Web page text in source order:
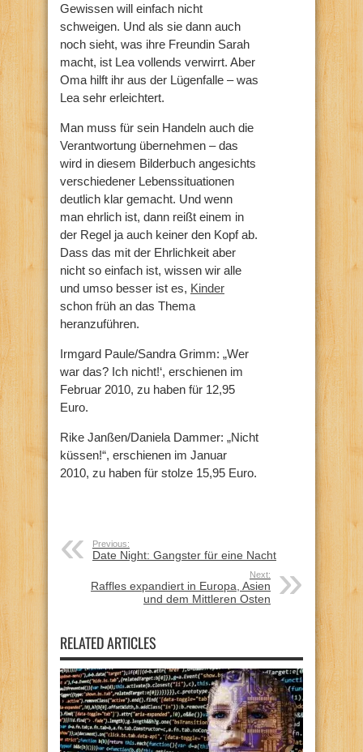
Gewissen will einfach nicht
schweigen. Und als sie dann auch
noch sieht, was ihre Freundin Sarah
macht, ist Lea vollends verwirrt. Aber
Oma hilft ihr aus der Lügenfalle – was
Lea sehr erleichtert.
Man muss für sein Handeln auch die
Verantwortung übernehmen – das
wird in diesem Bilderbuch angesichts
verschiedener Lebenssituationen
deutlich klar gemacht. Und wenn
man ehrlich ist, dann reißt einem in
der Regel ja auch keiner den Kopf ab.
Dass das mit der Ehrlichkeit aber
nicht so einfach ist, wissen wir alle
und umso besser ist es, Kinder
schon früh an das Thema
heranzuführen.
Irmgard Paule/Sandra Grimm: „Wer
war das? Ich nicht!‘, erschienen im
Februar 2010, zu haben für 12,95
Euro.
Rike Janßen/Daniela Dammer: „Nicht
küssen!“, erschienen im Januar
2010, zu haben für stolze 15,95 Euro.
Previous:
Date Night: Gangster für eine Nacht
Next:
Raffles expandiert in Europa, Asien
und dem Mittleren Osten
RELATED ARTICLES